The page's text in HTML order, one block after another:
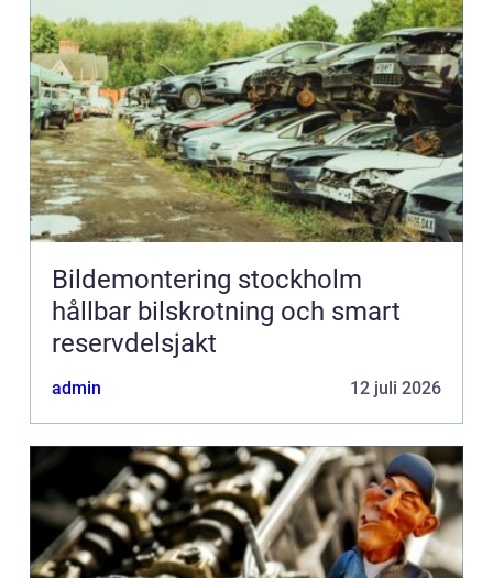
Bildemontering stockholm
hållbar bilskrotning och smart
reservdelsjakt
admin 12 juli 2026